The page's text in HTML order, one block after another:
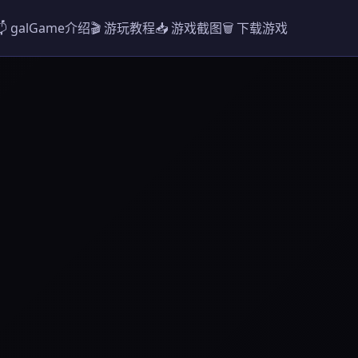
galGame介绍🎬 游玩教程📥 游戏截图🗑️ 下载游戏